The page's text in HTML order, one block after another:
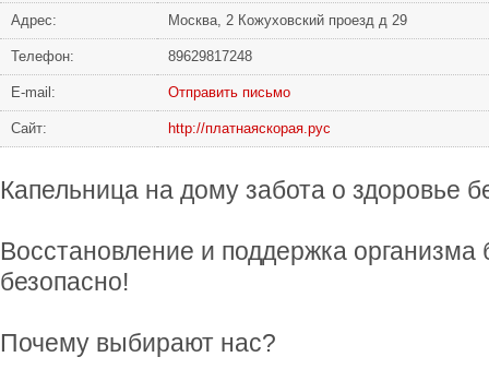
Адрес: Москва, 2 Кожуховский проезд д 29
Телефон: 89629817248
Е-mail: Отправить письмо
Сайт: http://платнаяскорая.рус
Капельница на дому забота о здоровье
Восстановление и поддержка
безопасно!
Почему выбирают нас?